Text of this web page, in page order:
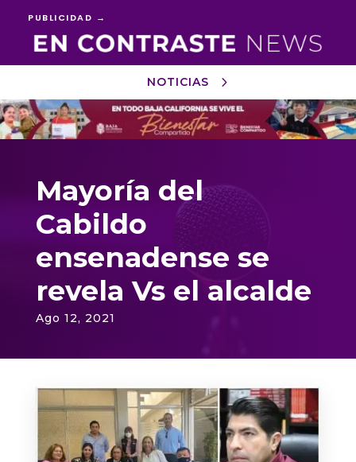
PUBLICIDAD →
NOTICIAS
Reproductor
de
vídeo
Mayoría del
Cabildo
ensenadense se
revela Vs el alcalde
Ago 12, 2021